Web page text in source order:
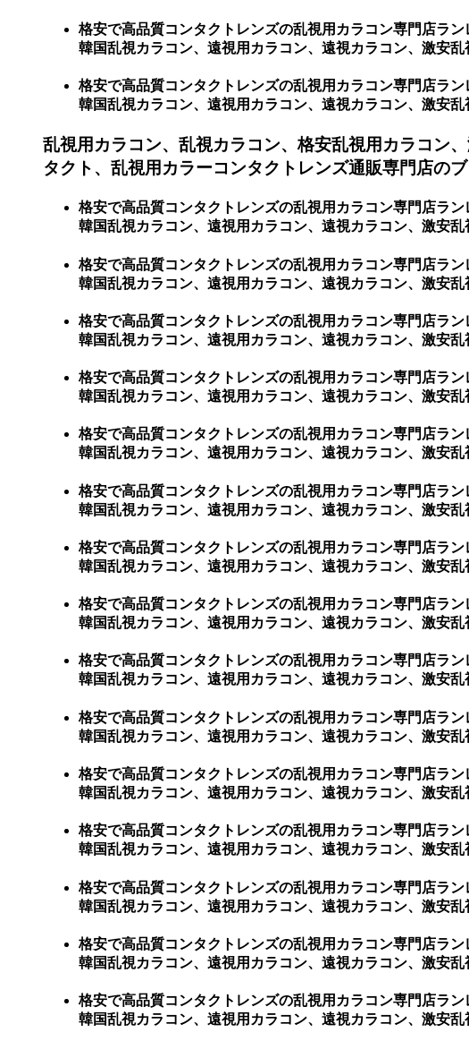
格安で高品質コンタクトレンズの乱視用カラコン専門店ラ
韓国乱視カラコン、遠視用カラコン、遠視カラコン、激安
格安で高品質コンタクトレンズの乱視用カラコン専門店ラ
韓国乱視カラコン、遠視用カラコン、遠視カラコン、激安
乱視用カラコン、乱視カラコン、格安乱視用カラコン
タクト、乱視用カラーコンタクトレンズ通販専門店の
格安で高品質コンタクトレンズの乱視用カラコン専門店ラ
韓国乱視カラコン、遠視用カラコン、遠視カラコン、激安
格安で高品質コンタクトレンズの乱視用カラコン専門店ラ
韓国乱視カラコン、遠視用カラコン、遠視カラコン、激安
格安で高品質コンタクトレンズの乱視用カラコン専門店ラ
韓国乱視カラコン、遠視用カラコン、遠視カラコン、激安
格安で高品質コンタクトレンズの乱視用カラコン専門店ラ
韓国乱視カラコン、遠視用カラコン、遠視カラコン、激安
格安で高品質コンタクトレンズの乱視用カラコン専門店ラ
韓国乱視カラコン、遠視用カラコン、遠視カラコン、激安
格安で高品質コンタクトレンズの乱視用カラコン専門店ラ
韓国乱視カラコン、遠視用カラコン、遠視カラコン、激安
格安で高品質コンタクトレンズの乱視用カラコン専門店ラ
韓国乱視カラコン、遠視用カラコン、遠視カラコン、激安
格安で高品質コンタクトレンズの乱視用カラコン専門店ラ
韓国乱視カラコン、遠視用カラコン、遠視カラコン、激安
格安で高品質コンタクトレンズの乱視用カラコン専門店ラ
韓国乱視カラコン、遠視用カラコン、遠視カラコン、激安
格安で高品質コンタクトレンズの乱視用カラコン専門店ラ
韓国乱視カラコン、遠視用カラコン、遠視カラコン、激安
格安で高品質コンタクトレンズの乱視用カラコン専門店ラ
韓国乱視カラコン、遠視用カラコン、遠視カラコン、激安
格安で高品質コンタクトレンズの乱視用カラコン専門店ラ
韓国乱視カラコン、遠視用カラコン、遠視カラコン、激安
格安で高品質コンタクトレンズの乱視用カラコン専門店ラ
韓国乱視カラコン、遠視用カラコン、遠視カラコン、激安
格安で高品質コンタクトレンズの乱視用カラコン専門店ラ
韓国乱視カラコン、遠視用カラコン、遠視カラコン、激安
格安で高品質コンタクトレンズの乱視用カラコン専門店ラ
韓国乱視カラコン、遠視用カラコン、遠視カラコン、激安